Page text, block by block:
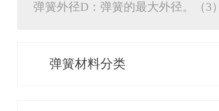
弹簧外径D：弹簧的最大外径。（3
弹簧材料分类